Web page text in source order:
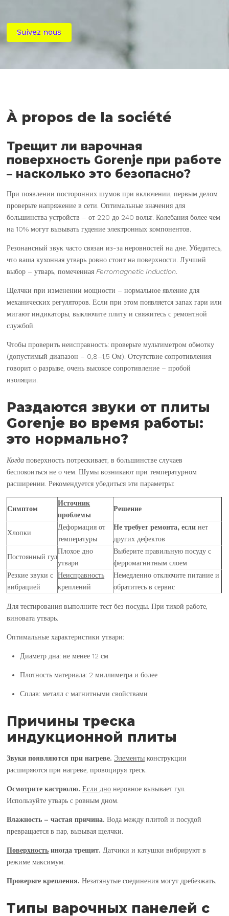
Suivez nous
À propos de la société
Трещит ли варочная
поверхность Gorenje при работе
– насколько это безопасно?
При появлении посторонних шумов при включении, первым делом
проверьте напряжение в сети. Оптимальные значения для
большинства устройств – от 220 до 240 вольт. Колебания более чем
на 10% могут вызывать гудение электронных компонентов.
Резонансный звук часто связан из-за неровностей на дне. Убедитесь,
что ваша кухонная утварь ровно стоит на поверхности. Лучший
выбор – утварь, помеченная Ferromagnetic Induction
Щелчки при изменении мощности – нормальное явление для
механических регуляторов. Если при этом появляется запах гари или
мигают индикаторы, выключите плиту и свяжитесь с ремонтной
службой.
Чтобы проверить неисправность: проверьте мультиметром обмотку
(допустимый диапазон – 0,8–1,5 Ом). Отсутствие сопротивления
говорит о разрыве, очень высокое сопротивление – пробой
изоляции.
Раздаются звуки от плиты
Gorenje во время работы:
это нормально?
Когда поверхность потрескивает, в большинстве случаев
беспокоиться не о чем. Шумы возникают при температурном
расширении. Рекомендуется убедиться эти параметры:
Симптом
Источник
проблемы
Решение
Хлопки
Деформация от
температуры
Не требует ремонта, если нет
других дефектов
Постоянный гул
Плохое дно
утвари
Выберите правильную посуду с
ферромагнитным слоем
Резкие звуки с
вибрацией
Неисправность
креплений
Немедленно отключите питание и
обратитесь в сервис
Для тестирования выполните тест без посуды. При тихой работе,
виновата утварь.
Оптимальные характеристики утвари:
Диаметр дна: не менее 12 см
Плотность материала: 2 миллиметра и более
Сплав: металл с магнитными свойствами
Причины треска
индукционной плиты
Звуки появляются при нагреве. Элементы конструкции
расширяются при нагреве, провоцируя треск.
Осмотрите кастрюлю. Если дно неровное вызывает гул.
Используйте утварь с ровным дном.
Влажность – частая причина. Вода между плитой и посудой
превращается в пар, вызывая щелчки.
Поверхность иногда трещит. Датчики и катушки вибрируют в
режиме максимум.
Проверьте крепления. Незатянутые соединения могут дребезжать.
Типы варочных панелей с